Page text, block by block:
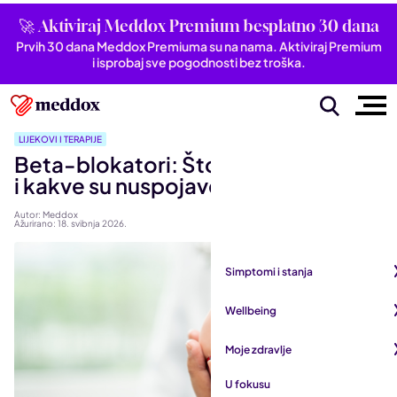
🚀 Aktiviraj Meddox Premium besplatno 30 dana
Prvih 30 dana Meddox Premiuma su na nama. Aktiviraj Premium
i isprobaj sve pogodnosti bez troška.
Simptomi i stanja
Bubrezi i mokraćni sustav
Dišni sustav
Wellbeing
Moje zdravlje
Pogledaj sve iz kategorije
U fokusu
LIJEKOVI I TERAPIJE
Beta-blokatori: Što su, kako djeluju
i kakve su nuspojave?
Autor: Meddox
Ažurirano: 18. svibnja 2026.